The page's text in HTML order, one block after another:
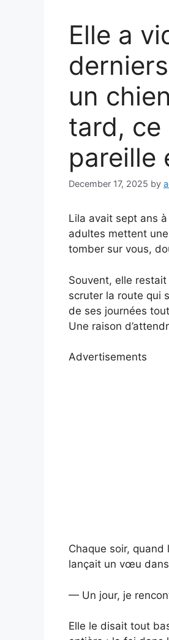
Elle a
un
tard, ce
pareille
December 17, 2025 by
Lila avait sept ans
adultes mettent
tomber sur vous,
Souvent, elle
scruter la route qui
de ses journées
Une raison
Advertisements
Chaque soir, quand
lançait un vœu dans
— Un jour, je
Elle le disait tout